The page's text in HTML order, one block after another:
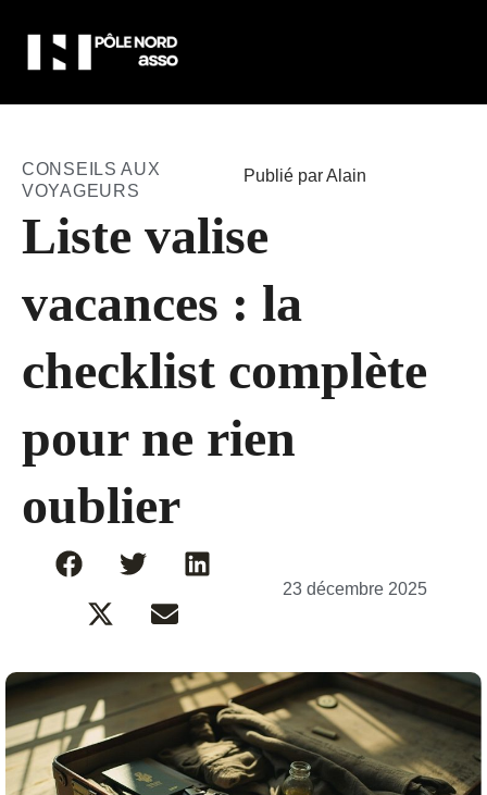
CONSEILS AUX
VOYAGEURS
Publié par Alain
Liste valise
vacances : la
checklist complète
pour ne rien
oublier
23 décembre 2025